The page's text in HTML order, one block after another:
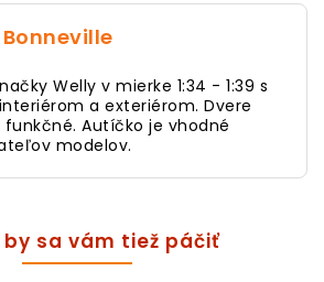
Bonneville
Welly v mierke 1:34 - 1:39 s
a exteriérom. Dvere
Autíčko je vhodné
modelov.
by sa vám tiež páčiť